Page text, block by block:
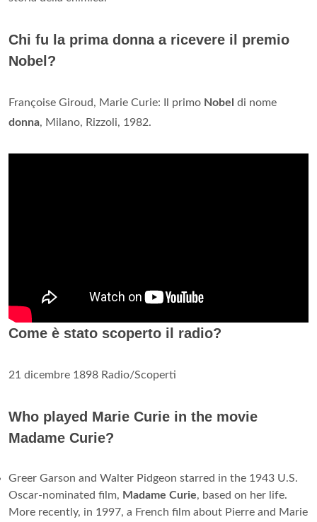
Chi fu la prima donna a ricevere il premio
Nobel?
Françoise Giroud, Marie Curie: Il primo Nobel di nome
donna, Milano, Rizzoli, 1982.
Come è stato scoperto il radio?
21 dicembre 1898 Radio/Scoperti
Who played Marie Curie in the movie
Madame Curie?
Greer Garson and Walter Pidgeon starred in the 1943 U.S.
Oscar-nominated film, Madame Curie, based on her life.
More recently, in 1997, a French film about Pierre and Marie